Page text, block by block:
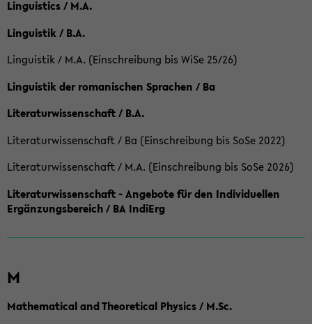
Linguistics / M.A.
Linguistik / B.A.
Linguistik / M.A. (Einschreibung bis WiSe 25/26)
Linguistik der romanischen Sprachen / Ba
Literaturwissenschaft / B.A.
Literaturwissenschaft / Ba (Einschreibung bis SoSe 2022)
Literaturwissenschaft / M.A. (Einschreibung bis SoSe 2026)
Literaturwissenschaft - Angebote für den Individuellen
Ergänzungsbereich / BA IndiErg
M
Mathematical and Theoretical Physics / M.Sc.